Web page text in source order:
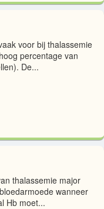
voor bij thalassemie
percentage van
De...
thalassemie major
wanneer
Hb moet...